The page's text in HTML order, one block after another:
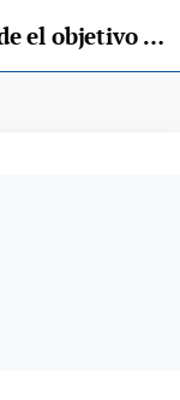
FOTOS Los Fuegos de La Jira desde el objetivo de Ildefonso de Noriega